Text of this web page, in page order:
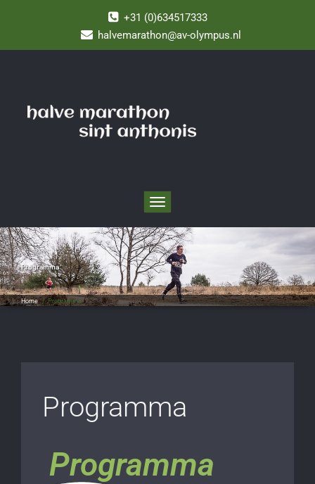
+31 (0)634517333
halvemarathon@av-olympus.nl
Toggle
navigation
Programma
Home/Programma
Programma
Programma